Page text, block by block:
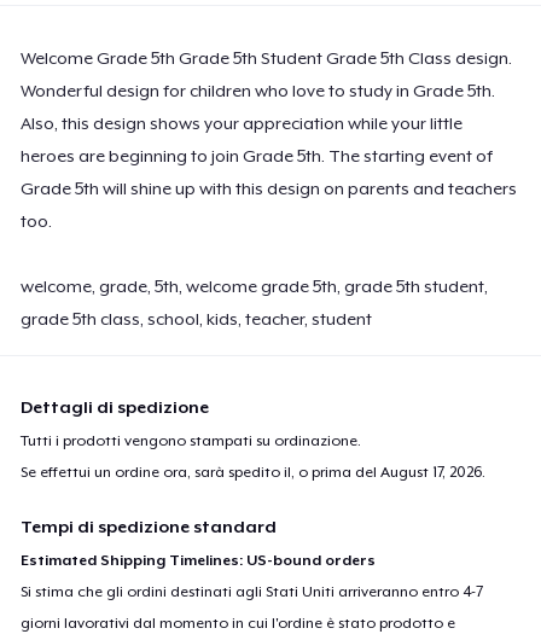
Welcome Grade 5th Grade 5th Student Grade 5th Class design.
Wonderful design for children who love to study in Grade 5th.
Also, this design shows your appreciation while your little
heroes are beginning to join Grade 5th. The starting event of
Grade 5th will shine up with this design on parents and teachers
too.
welcome, grade, 5th, welcome grade 5th, grade 5th student,
grade 5th class, school, kids, teacher, student
Dettagli di spedizione
Tutti i prodotti vengono stampati su ordinazione.
Se effettui un ordine ora, sarà spedito il, o prima delAugust 17, 2026.
Tempi di spedizione standard
Estimated Shipping Timelines: US-bound orders
Si stima che gli ordini destinati agli Stati Uniti arriveranno entro 4-7
giorni lavorativi dal momento in cui l'ordine è stato prodotto e